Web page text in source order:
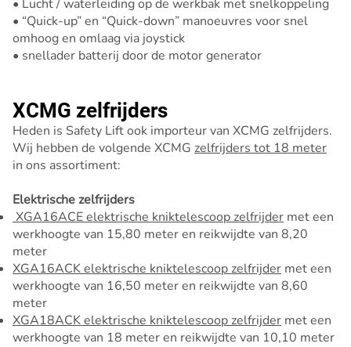
• Lucht / waterleiding op de werkbak met snelkoppeling
• “Quick-up” en “Quick-down” manoeuvres voor snel
omhoog en omlaag via joystick
• snellader batterij door de motor generator
XCMG zelfrijders
Heden is Safety Lift ook importeur van XCMG zelfrijders.
Wij hebben de volgende XCMG zelfrijders tot 18 meter
in ons assortiment:
Elektrische zelfrijders
XGA16ACE elektrische kniktelescoop zelfrijder met een
werkhoogte van 15,80 meter en reikwijdte van 8,20
meter
XGA16ACK elektrische kniktelescoop zelfrijder met een
werkhoogte van 16,50 meter en reikwijdte van 8,60
meter
XGA18ACK elektrische kniktelescoop zelfrijder met een
werkhoogte van 18 meter en reikwijdte van 10,10 meter